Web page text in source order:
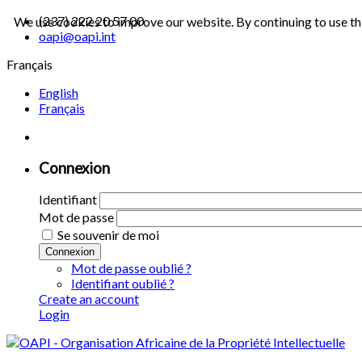
(237) 222 20 57 00
oapi@oapi.int
Français
English
Français
Connexion
Identifiant
Mot de passe
Se souvenir de moi
Connexion
Mot de passe oublié ?
Identifiant oublié ?
Create an account
Login
We use cookies to improve our website. By continuing to use